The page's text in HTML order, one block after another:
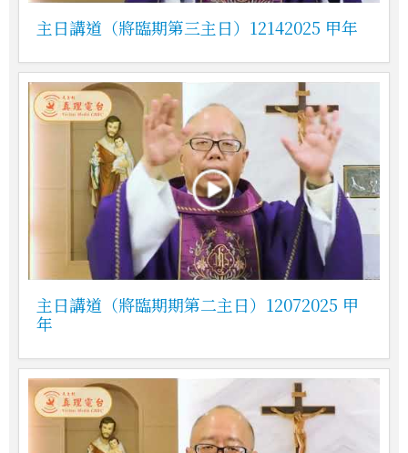
主日講道（將臨期第三主日）12142025 甲年
主日講道（將臨期期第二主日）12072025 甲
年